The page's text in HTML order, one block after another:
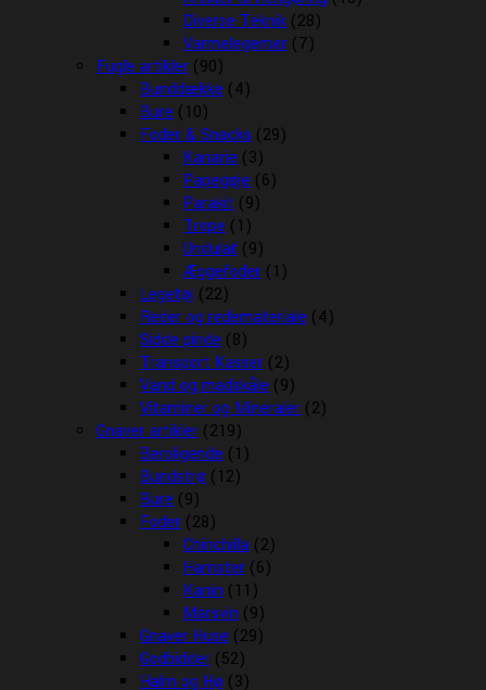
Diverse Teknik (28)
Varmelegemer (7)
Fugle artikler (90)
Bunddække (4)
Bure (10)
Foder & Snacks (29)
Kanarie (3)
Papegøje (6)
Parakit (9)
Trope (1)
Undulat (9)
Æggefoder (1)
Legetøj (22)
Reder og redemateriale (4)
Sidde pinde (8)
Transport Kasser (2)
Vand og madskåle (9)
Vitaminer og Mineraler (2)
Gnaver artikler (219)
Beroligende (1)
Bundstrø (12)
Bure (9)
Foder (28)
Chinchilla (2)
Hamster (6)
Kanin (11)
Marsvin (9)
Gnaver Huse (29)
Godbidder (52)
Halm og Hø (3)